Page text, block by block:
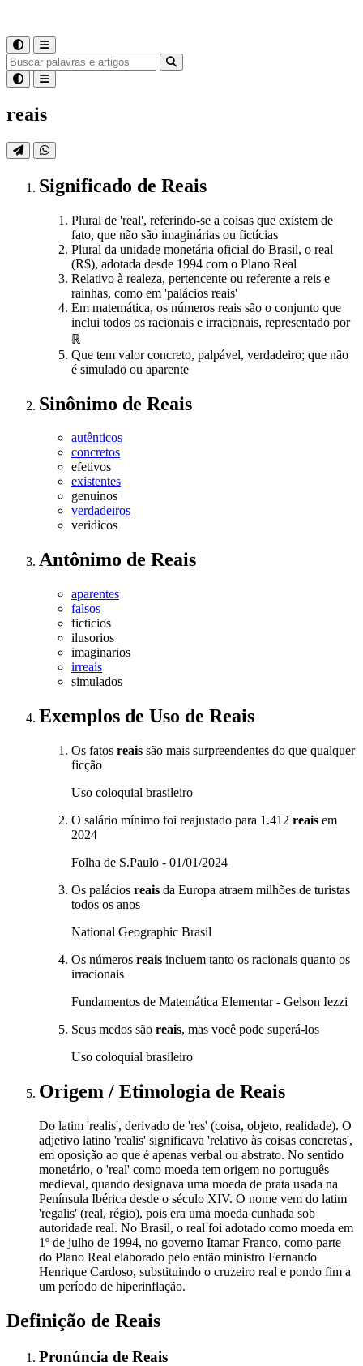
reais
Significado de Reais
Plural de 'real', referindo-se a coisas que existem de
fato, que não são imaginárias ou fictícias
Plural da unidade monetária oficial do Brasil, o real
(R$), adotada desde 1994 com o Plano Real
Relativo à realeza, pertencente ou referente a reis e
rainhas, como em 'palácios reais'
Em matemática, os números reais são o conjunto que
inclui todos os racionais e irracionais, representado por
ℝ
Que tem valor concreto, palpável, verdadeiro; que não
é simulado ou aparente
Sinônimo de Reais
autênticos
concretos
efetivos
existentes
genuinos
verdadeiros
veridicos
Antônimo de Reais
aparentes
falsos
ficticios
ilusorios
imaginarios
irreais
simulados
Exemplos de Uso de Reais
Os fatos reais são mais surpreendentes do que qualquer
ficção
Uso coloquial brasileiro
O salário mínimo foi reajustado para 1.412 reais em
2024
Folha de S.Paulo - 01/01/2024
Os palácios reais da Europa atraem milhões de turistas
todos os anos
National Geographic Brasil
Os números reais incluem tanto os racionais quanto os
irracionais
Fundamentos de Matemática Elementar - Gelson Iezzi
Seus medos são reais, mas você pode superá-los
Uso coloquial brasileiro
Origem / Etimologia de Reais
Do latim 'realis', derivado de 'res' (coisa, objeto, realidade). O
adjetivo latino 'realis' significava 'relativo às coisas concretas',
em oposição ao que é apenas verbal ou abstrato. No sentido
monetário, o 'real' como moeda tem origem no português
medieval, quando designava uma moeda de prata usada na
Península Ibérica desde o século XIV. O nome vem do latim
'regalis' (real, régio), pois era uma moeda cunhada sob
autoridade real. No Brasil, o real foi adotado como moeda em
1º de julho de 1994, no governo Itamar Franco, como parte
do Plano Real elaborado pelo então ministro Fernando
Henrique Cardoso, substituindo o cruzeiro real e pondo fim a
um período de hiperinflação.
Definição de Reais
Pronúncia de Reais